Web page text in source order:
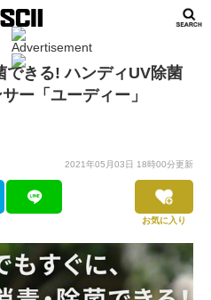
できる! ハンディUV除菌
ー「ユーディー」
2021年05月03日 18時00分更新
お気に入り